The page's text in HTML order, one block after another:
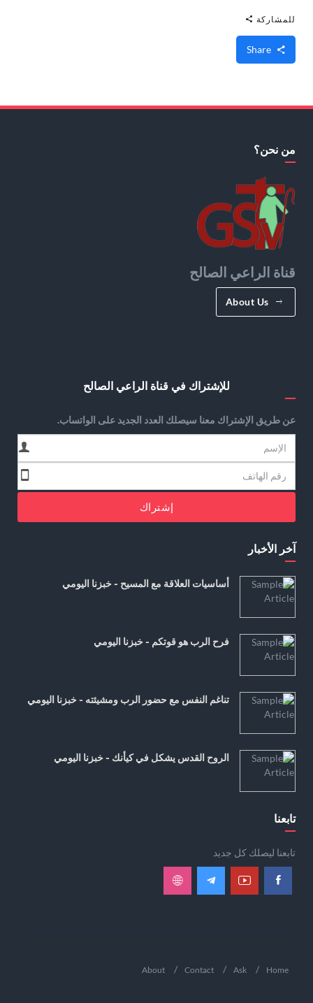
للمشاركة
من نحن؟
قناة الراعي الصالح
About Us
للإشتراك في قناة الراعي الصالح
عن طريق الإشتراك معنا سيصلك العدد الجديد على الواتساب.
إشتراك
آخر الأخبار
أساسيات العلاقة مع المسيح - خبزنا اليومي
فرح الرب هو قوتكم - خبزنا اليومي
تناغم النفس مع حضور الرب ومشيئته - خبزنا اليومي
الروح القدس يشكل في كيأنك - خبزنا اليومي
تابعنا
تابعنا ليصلك كل جديد
Home
Ask
Contact
About